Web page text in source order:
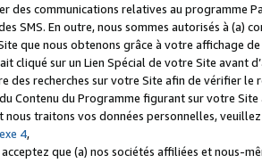
des communications relatives au programme
SMS. En outre, nous sommes autorisés à
que nous obtenons grâce à votre affichage
cliqué sur un Lien Spécial de votre Site avant
des recherches sur votre Site afin de vérifier
Contenu du Programme figurant sur votre
traitons vos données personnelles,
4,
que (a) nos sociétés affiliées et nous-